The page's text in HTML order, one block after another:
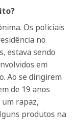
Os policiais
no
estava sendo
em
Ao se dirigirem
de 19 anos
um rapaz,
produtos na